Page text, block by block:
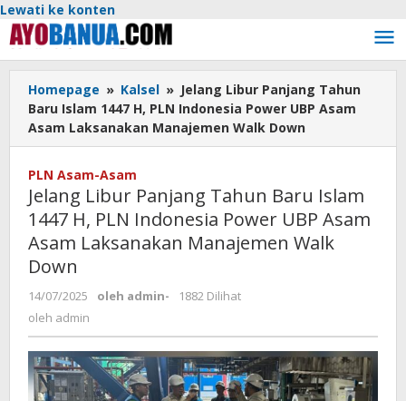
Lewati ke konten
Homepage » Kalsel » Jelang Libur Panjang Tahun
Baru Islam 1447 H, PLN Indonesia Power UBP Asam
Asam Laksanakan Manajemen Walk Down
PLN Asam-Asam
Jelang Libur Panjang Tahun Baru Islam
1447 H, PLN Indonesia Power UBP Asam
Asam Laksanakan Manajemen Walk
Down
14/07/2025 oleh admin-
1882 Dilihat
oleh admin